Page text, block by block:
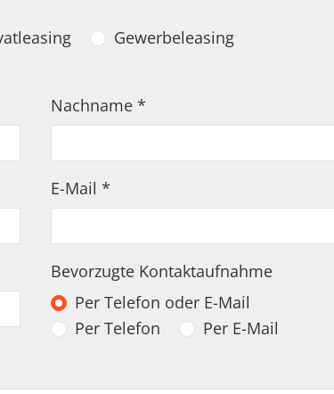
Gewerbeleasing
Nachname*
E-Mail*
Bevorzugte Kontaktaufnahme
Per Telefon oder E-Mail
Per Telefon
Per E-Mail